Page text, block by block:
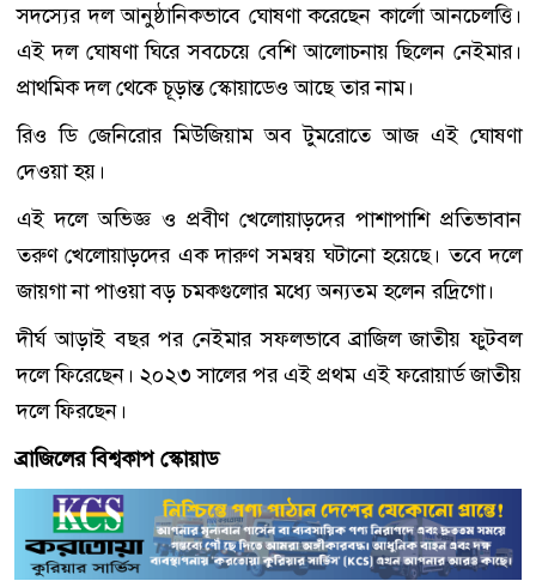
সদস্যের দল আনুষ্ঠানিকভাবে ঘোষণা করেছেন কার্লো আনচেলত্তি।
এই দল ঘোষণা ঘিরে সবচেয়ে বেশি আলোচনায় ছিলেন নেইমার।
প্রাথমিক দল থেকে চূড়ান্ত স্কোয়াডেও আছে তার নাম।
​রিও ডি জেনিরোর মিউজিয়াম অব টুমরোতে আজ এই ঘোষণা
দেওয়া হয়।
এই দলে অভিজ্ঞ ও প্রবীণ খেলোয়াড়দের পাশাপাশি প্রতিভাবান
তরুণ খেলোয়াড়দের এক দারুণ সমন্বয় ঘটানো হয়েছে। তবে দলে
জায়গা না পাওয়া বড় চমকগুলোর মধ্যে অন্যতম হলেন রদ্রিগো।
​দীর্ঘ আড়াই বছর পর নেইমার সফলভাবে ব্রাজিল জাতীয় ফুটবল
দলে ফিরেছেন। ২০২৩ সালের পর এই প্রথম এই ফরোয়ার্ড জাতীয়
দলে ফিরছেন।
ব্রাজিলের বিশ্বকাপ স্কোয়াড